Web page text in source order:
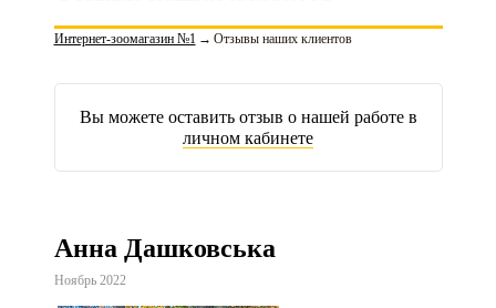
Интернет-зоомагазин №1 → Отзывы наших клиентов
Вы можете оставить отзыв о нашей работе в
личном кабинете
Анна Дашковська
Ноябрь 2022